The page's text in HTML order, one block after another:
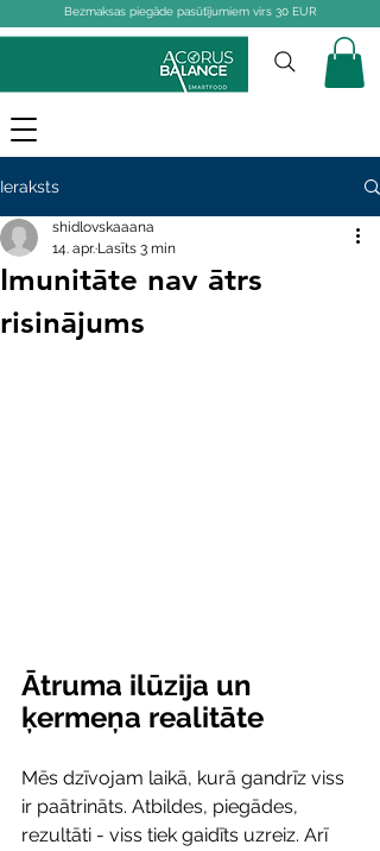
Bezmaksas piegāde pasūtījumiem virs 30 EUR
Ieraksts
Imunitāte nav ātrs
risinājums
shidlovskaaana
14. apr. Lasīts 3 min
Ātruma ilūzija un
ķermeņa realitāte
Mēs dzīvojam laikā, kurā gandrīz viss
ir paātrināts. Atbildes, piegādes,
rezultāti - viss tiek gaidīts uzreiz. Arī